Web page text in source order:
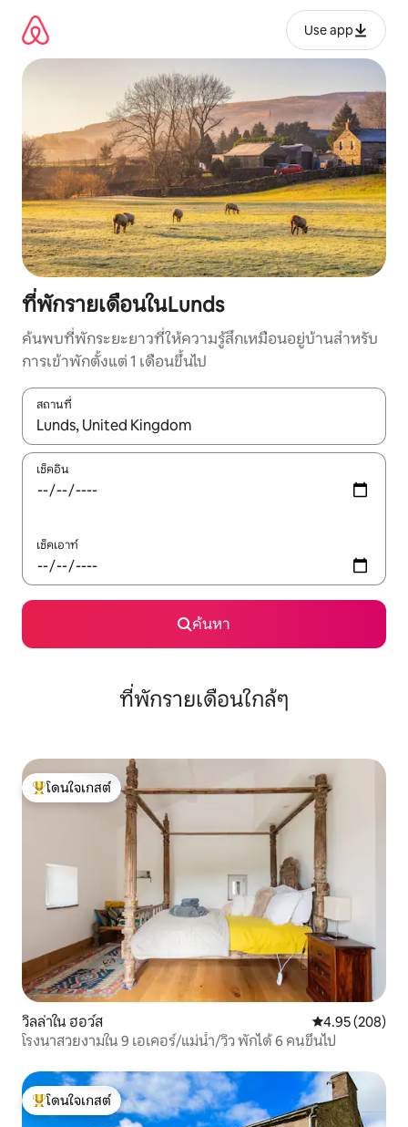
เนื้อหา
Use app
ที่พักรายเดือนในLunds
ค้นพบที่พักระยะยาวที่ให้ความรู้สึกเหมือนอยู่บ้านสำหรับ
การเข้าพักตั้งแต่ 1 เดือนขึ้นไป
สถานที่
ใช้ลูกศรขึ้นลง หรือใช้การสัมผัสหรือปัด เพื่อสำรวจผลการค้นหา
เช็คอิน
เช็คเอาท์
ค้นหา
ที่พักรายเดือนใกล้ๆ
โดนใจเกสต์ที่สุด
โดนใจเกสต์
วิลล่าใน ฮอว์ส คะแนนเฉลี่ย
4.95 (208)
โรงนาสวยงามใน 9 เอเคอร์/แม่น้ำ/วิว พักได้ 6 คนขึ้นไป
โดนใจเกสต์ที่สุด
โดนใจเกสต์